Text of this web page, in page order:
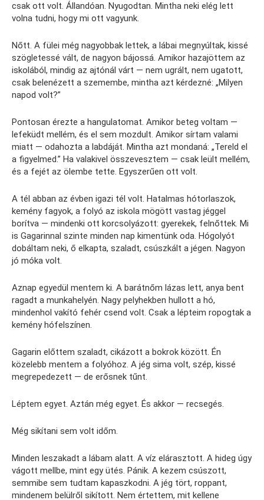
csak ott volt. Állandóan. Nyugodtan. Mintha neki elég lett
volna tudni, hogy mi ott vagyunk.
Nőtt. A fülei még nagyobbak lettek, a lábai megnyúltak, kissé
szögletessé vált, de nagyon bájossá. Amikor hazajöttem az
iskolából, mindig az ajtónál várt — nem ugrált, nem ugatott,
csak belenézett a szemembe, mintha azt kérdezné: „Milyen
napod volt?”
Pontosan érezte a hangulatomat. Amikor beteg voltam —
lefeküdt mellém, és el sem mozdult. Amikor sírtam valami
miatt — odahozta a labdáját. Mintha azt mondaná: „Tereld el
a figyelmed.” Ha valakivel összevesztem — csak leült mellém,
és a fejét az ölembe tette. Egyszerűen ott volt.
A tél abban az évben igazi tél volt. Hatalmas hótorlaszok,
kemény fagyok, a folyó az iskola mögött vastag jéggel
borítva — mindenki ott korcsolyázott: gyerekek, felnőttek. Mi
is Gagarinnal szinte minden nap kimentünk oda. Hógolyót
dobáltam neki, ő elkapta, szaladt, csúszkált a jégen. Nagyon
jó móka volt.
Aznap egyedül mentem ki. A barátnőm lázas lett, anya bent
ragadt a munkahelyén. Nagy pelyhekben hullott a hó,
mindenhol vakító fehér csend volt. Csak a lépteim ropogtak a
kemény hófelszínen.
Gagarin előttem szaladt, cikázott a bokrok között. Én
közelebb mentem a folyóhoz. A jég sima volt, szép, kissé
megrepedezett — de erősnek tűnt.
Léptem egyet. Aztán még egyet. És akkor — recsegés.
Még sikítani sem volt időm.
Minden leszakadt a lábam alatt. A víz elárasztott. A hideg úgy
vágott mellbe, mint egy ütés. Pánik. A kezem csúszott,
semmibe sem tudtam kapaszkodni. A jég tört, roppant,
mindenem belülről sikított. Nem értettem, mit kellene